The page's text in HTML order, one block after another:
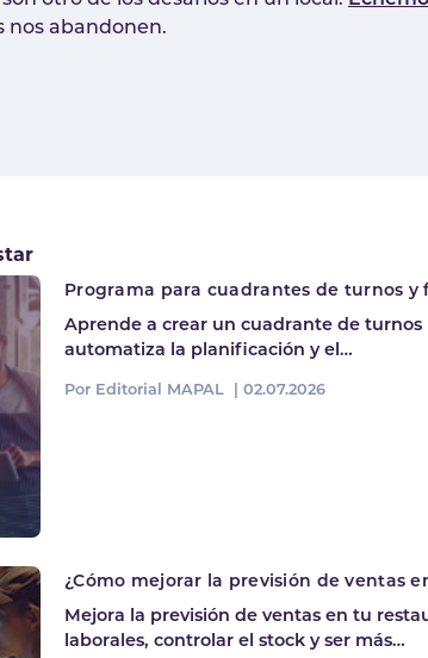
nos abandonen.
Programa para cuadrantes de turnos y
Aprende a crear un cuadrante de turnos
automatiza la planificación y el…
Por Editorial MAPAL | 02.07.2026
¿Cómo mejorar la previsión de ventas
Mejora la previsión de ventas en tu
laborales, controlar el stock y ser más…